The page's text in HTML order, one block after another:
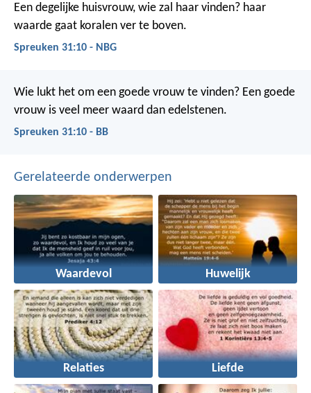
Een degelijke huisvrouw, wie zal haar vinden? haar
waarde gaat koralen ver te boven.
Spreuken 31:10 - NBG
Wie lukt het om een goede vrouw te vinden? Een goede
vrouw is veel meer waard dan edelstenen.
Spreuken 31:10 - BB
Gerelateerde onderwerpen
Waardevol Huwelijk
Relaties Liefde